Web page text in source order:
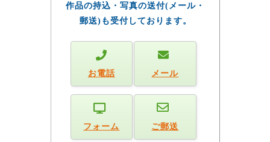
作品の持込・写真の送付(メール・
郵送)も受付しております。
お電話 メール
フォーム ご郵送